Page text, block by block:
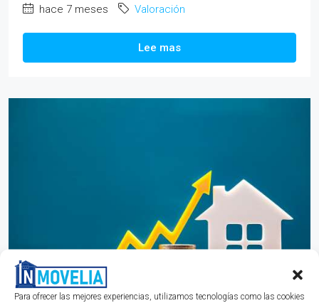
Para ofrecer las mejores experiencias, utilizamos tecnologías como las cookies
hace 7 meses Valoración
Lee mas